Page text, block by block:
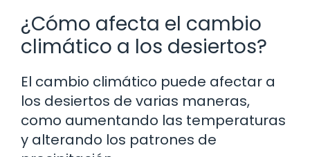
¿Cómo afecta el cambio
climático a los desiertos?
El cambio climático puede afectar a
los desiertos de varias maneras,
como aumentando las temperaturas
y alterando los patrones de